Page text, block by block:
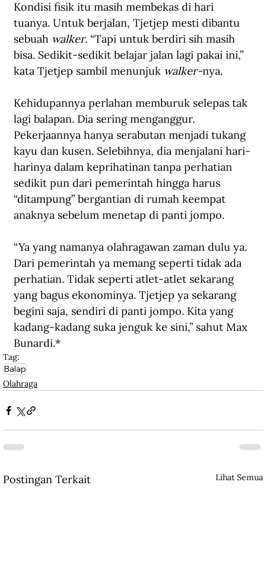
Kondisi fisik itu masih membekas di hari
tuanya. Untuk berjalan, Tjetjep mesti dibantu
sebuah walker. “Tapi untuk berdiri sih masih
bisa. Sedikit-sedikit belajar jalan lagi pakai ini,”
kata Tjetjep sambil menunjuk walker-nya.
Kehidupannya perlahan memburuk selepas tak
lagi balapan. Dia sering menganggur.
Pekerjaannya hanya serabutan menjadi tukang
kayu dan kusen. Selebihnya, dia menjalani hari-
harinya dalam keprihatinan tanpa perhatian
sedikit pun dari pemerintah hingga harus
“ditampung” bergantian di rumah keempat
anaknya sebelum menetap di panti jompo.
“Ya yang namanya olahragawan zaman dulu ya.
Dari pemerintah ya memang seperti tidak ada
perhatian. Tidak seperti atlet-atlet sekarang
yang bagus ekonominya. Tjetjep ya sekarang
begini saja, sendiri di panti jompo. Kita yang
kadang-kadang suka jenguk ke sini,” sahut Max
Bunardi.*
Tag:
Balap
Olahraga
Postingan Terkait Lihat Semua